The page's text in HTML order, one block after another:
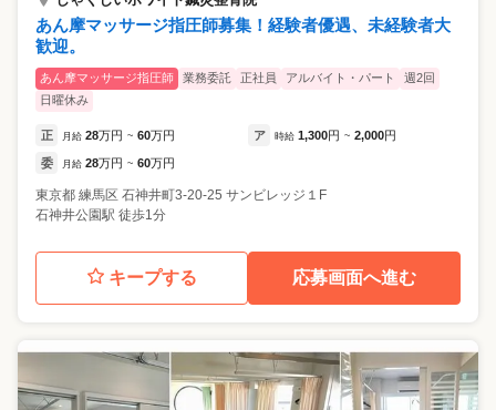
あん摩マッサージ指圧師募集！経験者優遇、未経験者大
歓迎。
あん摩マッサージ指圧師 業務委託 正社員 アルバイト・パート
週2回
日曜休み
正 月給 28万円 ~ 60万円 ア 時給 1,300円 ~ 2,000円
委 月給 28万円 ~ 60万円
東京都 練馬区 石神井町3-20-25 サンビレッジ１F
石神井公園駅 徒歩1分
キープする 応募画面へ進む